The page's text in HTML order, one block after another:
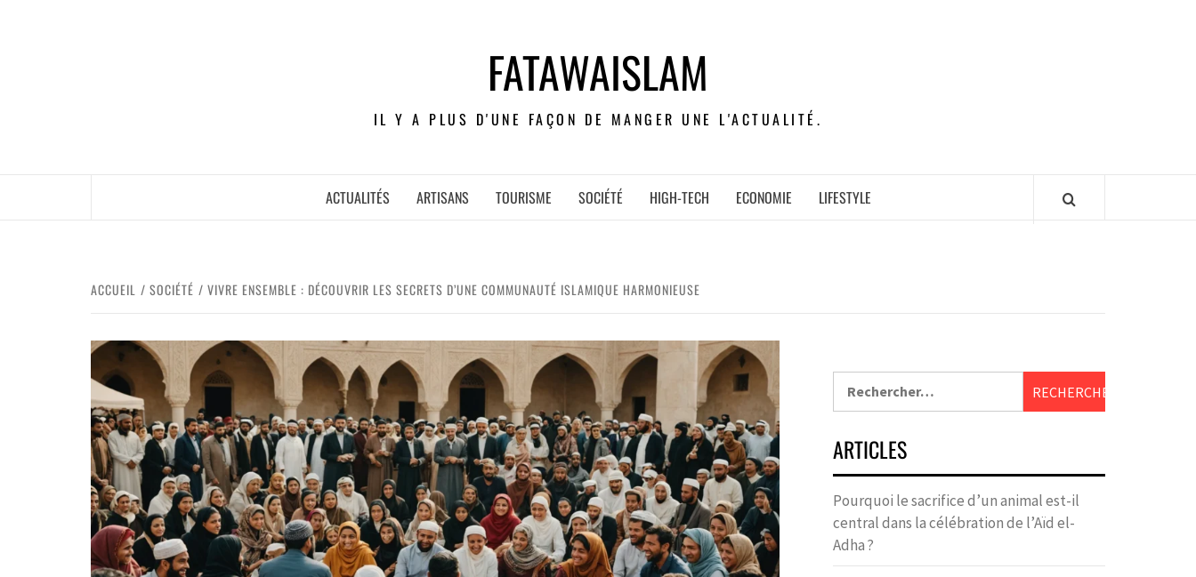
FATAWAISLAM
IL Y A PLUS D'UNE FAÇON DE MANGER UNE L'ACTUALITÉ.
ACTUALITÉS ARTISANS TOURISME SOCIÉTÉ HIGH-TECH ECONOMIE LIFESTYLE
ACCUEIL SOCIÉTÉ VIVRE ENSEMBLE : DÉCOUVRIR LES SECRETS D’UNE COMMUNAUTÉ ISLAMIQUE HARMONIEUSE
ARTICLES
Pourquoi le sacrifice d’un animal est-il
central dans la célébration de l’Aïd el-
Adha ?